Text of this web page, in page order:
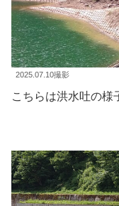
2025.07.10撮影
こちらは洪水吐の様